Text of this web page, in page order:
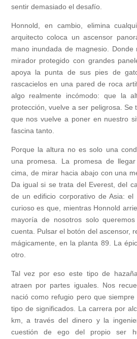
sentir demasiado el desafío.
Honnold, en cambio, elimina
arquitecto coloca un ascensor
mano inundada de magnesio. Donde
mirador protegido con grandes
apoya la punta de sus pies de
rascacielos en una pared de roca
algo realmente incómodo: que la
protección, vuelve a ser peligrosa. Se
que nos vuelve a poner en nuestro
fascina tanto.
Porque la altura no es solo una
una promesa. La promesa de
cima, de mirar hacia abajo con una
Da igual si se trata del Everest, del
de un edificio corporativo de Asia:
curioso es que, mientras Honnold
mayoría de nosotros solo
cuenta. Pulsar el botón del ascensor,
mágicamente, en la planta 89. La
otro.
Tal vez por eso este tipo de
atraen por partes iguales. Nos
nació como refugio pero que
tipo de significados. La carrera por
km, a través del dinero y la
cuestión de ego del propio ser